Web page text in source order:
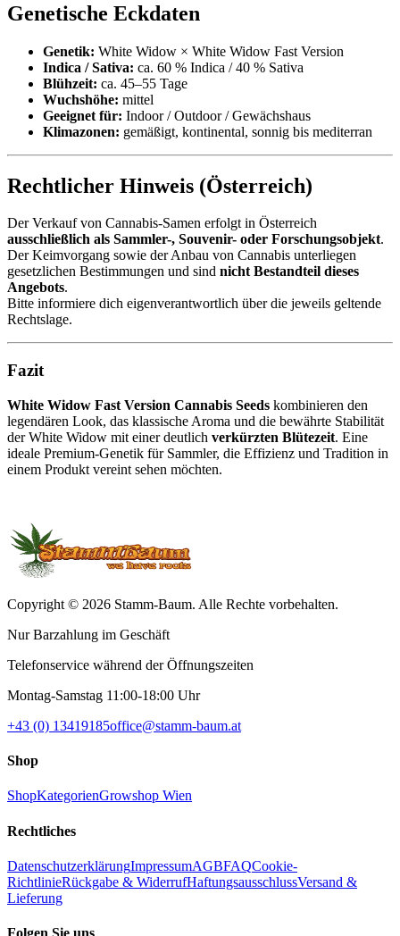
Genetische Eckdaten
Genetik: White Widow × White Widow Fast Version
Indica / Sativa: ca. 60 % Indica / 40 % Sativa
Blühzeit: ca. 45–55 Tage
Wuchshöhe: mittel
Geeignet für: Indoor / Outdoor / Gewächshaus
Klimazonen: gemäßigt, kontinental, sonnig bis mediterran
Rechtlicher Hinweis (Österreich)
Der Verkauf von Cannabis-Samen erfolgt in Österreich
ausschließlich als Sammler-, Souvenir- oder Forschungsobjekt.
Der Keimvorgang sowie der Anbau von Cannabis unterliegen
gesetzlichen Bestimmungen und sind nicht Bestandteil dieses
Angebots.
Bitte informiere dich eigenverantwortlich über die jeweils geltende
Rechtslage.
Fazit
White Widow Fast Version Cannabis Seeds kombinieren den
legendären Look, das klassische Aroma und die bewährte Stabilität
der White Widow mit einer deutlich verkürzten Blütezeit. Eine
ideale Premium-Genetik für Sammler, die Effizienz und Tradition in
einem Produkt vereint sehen möchten.
Copyright © 2026 Stamm-Baum. Alle Rechte vorbehalten.
Nur Barzahlung im Geschäft
Telefonservice während der Öffnungszeiten
Montag-Samstag 11:00-18:00 Uhr
+43 (0) 13419185office@stamm-baum.at
Shop
ShopKategorienGrowshop Wien
Rechtliches
DatenschutzerklärungImpressumAGBFAQCookie-
RichtlinieRückgabe & WiderrufHaftungsausschlussVersand &
Lieferung